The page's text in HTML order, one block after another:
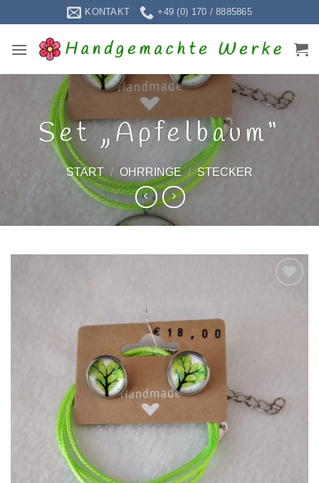
Inhalt
springen
KONTAKT +49 (0) 170 / 8885865
Set „Apfelbaum“
START / OHRRINGE / STECKER